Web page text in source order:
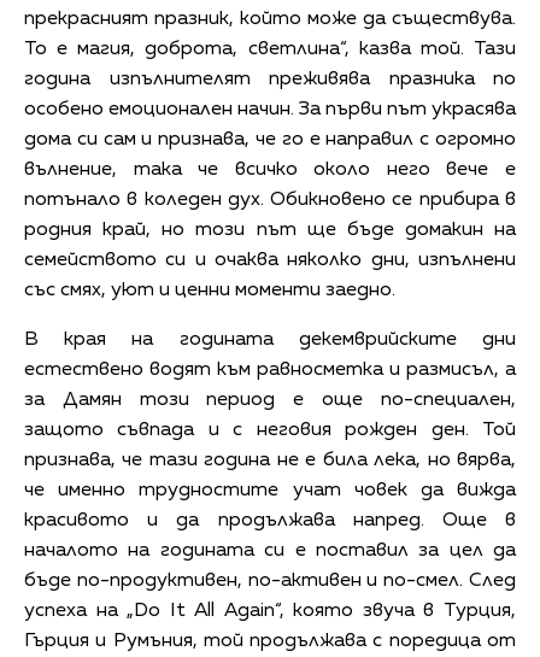
прекрасният празник, който може да съществува.
То е магия, доброта, светлина“, казва той. Тази
година изпълнителят преживява празника по
особено емоционален начин. За първи път украсява
дома си сам и признава, че го е направил с огромно
вълнение, така че всичко около него вече е
потънало в коледен дух. Обикновено се прибира в
родния край, но този път ще бъде домакин на
семейството си и очаква няколко дни, изпълнени
със смях, уют и ценни моменти заедно.
В края на годината декемврийските дни
естествено водят към равносметка и размисъл, а
за Дамян този период е още по-специален,
защото съвпада и с неговия рожден ден. Той
признава, че тази година не е била лека, но вярва,
че именно трудностите учат човек да вижда
красивото и да продължава напред. Още в
началото на годината си е поставил за цел да
бъде по-продуктивен, по-активен и по-смел. След
успеха на „Do It All Again“, която звуча в Турция,
Гърция и Румъния, той продължава с поредица от